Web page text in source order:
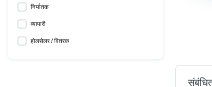
निर्यातक
व्यापारी
होलसेलर / वितरक